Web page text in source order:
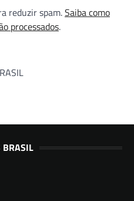
reduzir spam.Saiba como
processados.
BRASIL